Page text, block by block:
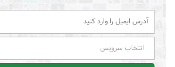
انتخاب سرویس